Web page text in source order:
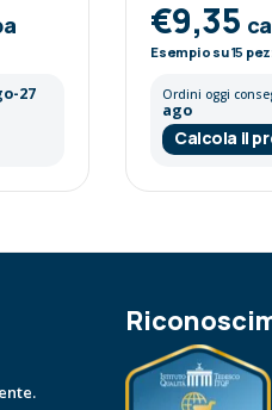
27
€9,35
Esempio su15
Ordini oggi
ago
Calcola il